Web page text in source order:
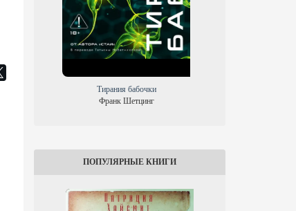
ПОПУЛЯРНЫЕ КНИГИ